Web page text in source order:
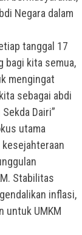
Negara dalam
tanggal 17
bagi kita semua,
mengingat
sebagai abdi
Dairi”
utama
kesejahteraan
Stabilitas
inflasi,
untuk UMKM